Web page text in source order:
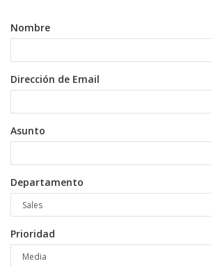
Nombre
Dirección de Email
Asunto
Departamento
Prioridad